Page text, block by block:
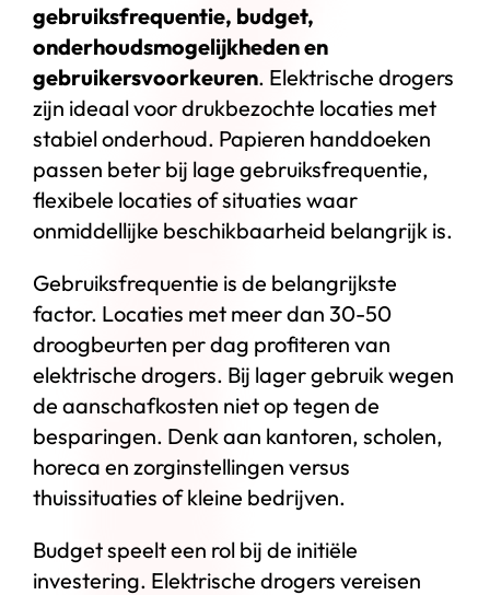
gebruiksfrequentie, budget,
onderhoudsmogelijkheden en
gebruikersvoorkeuren. Elektrische drogers
zijn ideaal voor drukbezochte locaties met
stabiel onderhoud. Papieren handdoeken
passen beter bij lage gebruiksfrequentie,
flexibele locaties of situaties waar
onmiddellijke beschikbaarheid belangrijk is.
Gebruiksfrequentie is de belangrijkste
factor. Locaties met meer dan 30-50
droogbeurten per dag profiteren van
elektrische drogers. Bij lager gebruik wegen
de aanschafkosten niet op tegen de
besparingen. Denk aan kantoren, scholen,
horeca en zorginstellingen versus
thuissituaties of kleine bedrijven.
Budget speelt een rol bij de initiële
investering. Elektrische drogers vereisen